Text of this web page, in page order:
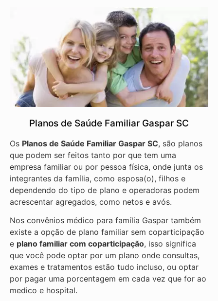
Planos de Saúde Familiar Gaspar SC
Os Planos de Saúde Familiar Gaspar SC, são planos
que podem ser feitos tanto por que tem uma
empresa familiar ou por pessoa física, onde junta os
integrantes da família, como esposa(o), filhos e
dependendo do tipo de plano e operadoras podem
acrescentar agregados, como netos e avós.
Nos convênios médico para família Gaspar também
existe a opção de plano familiar sem coparticipação
e plano familiar com coparticipação, isso significa
que você pode optar por um plano onde consultas,
exames e tratamentos estão tudo incluso, ou optar
por pagar uma porcentagem em cada vez que for ao
medico e hospital.